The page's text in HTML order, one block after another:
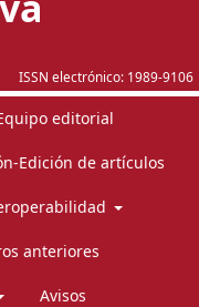
ISSN electrónico: 1989-9106
editorial
Edición de artículos
anteriores
Avisos